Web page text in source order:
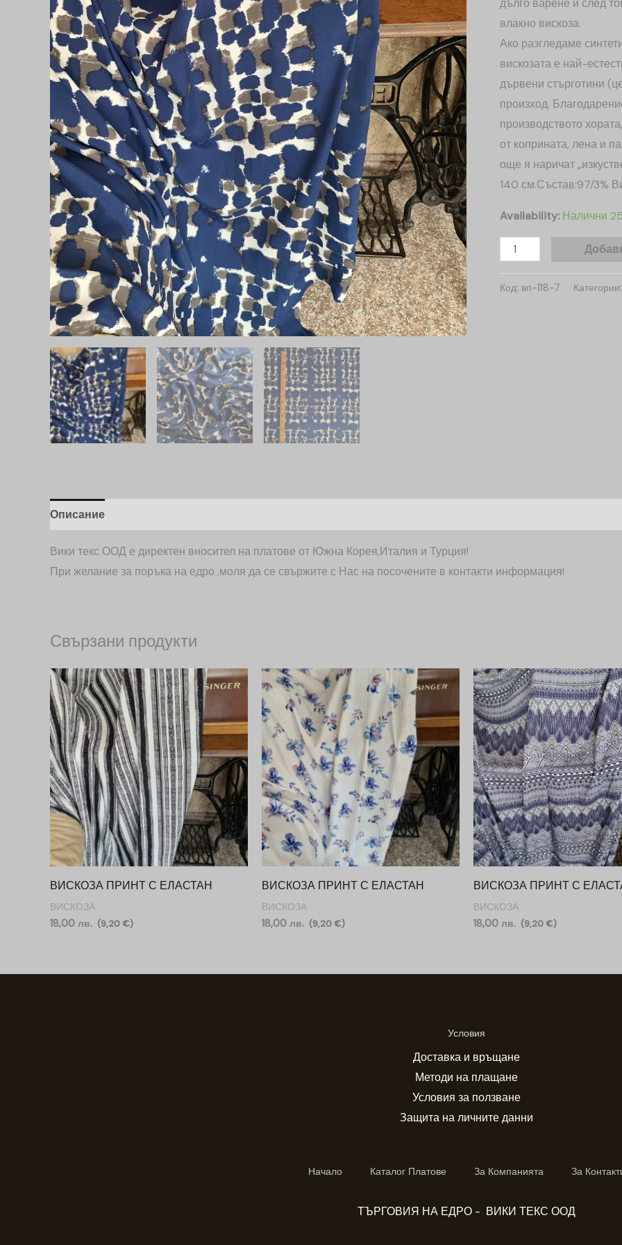
дълго варене и след
влакно вискоза.
Ако разгледаме
вискозата е най-
дървени стърготини
произход.
производството
от коприната, лена и
още я наричат
140 см.Състав:97/3%
Availability: Налични
Код: вп-118-7
Описание
Вики текс ООД е директен вносител на платове от Южна Корея,Италия и Турция!
При желание за поръка на едро ,моля да се свържите с Нас на посочените в контакти информация!
Свързани продукти
ВИСКОЗА ПРИНТ С ЕЛАСТАН
ВИСКОЗА
18,00 лв. (9,20 €)
ВИСКОЗА ПРИНТ С ЕЛАСТАН
ВИСКОЗА
18,00 лв. (9,20 €)
ВИСКОЗА ПРИНТ С
ВИСКОЗА
18,00 лв. (9,20 €)
Условия
Доставка и връщане
Методи на плащане
Условия за ползване
Защита на личните данни
Начало Каталог Платове За Компанията За
ТЪРГОВИЯ НА ЕДРО - ВИКИ ТЕКС ООД